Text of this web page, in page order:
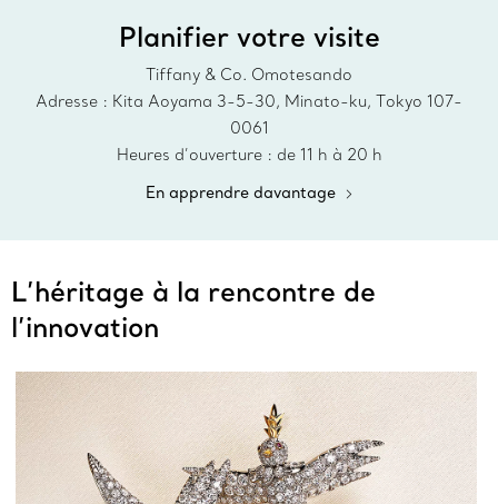
Planifier votre visite
Tiffany & Co. Omotesando
Adresse : Kita Aoyama 3-5-30, Minato-ku, Tokyo 107-
0061
Heures d’ouverture : de 11 h à 20 h
En apprendre davantage
L’héritage à la rencontre de
l’innovation